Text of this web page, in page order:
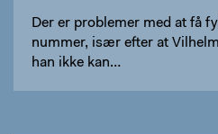
Der er problemer med at få
nummer, især efter at
han ikke kan…